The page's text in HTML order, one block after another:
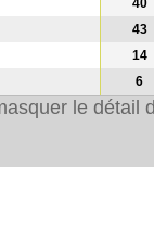
40
43
14
6
le détail